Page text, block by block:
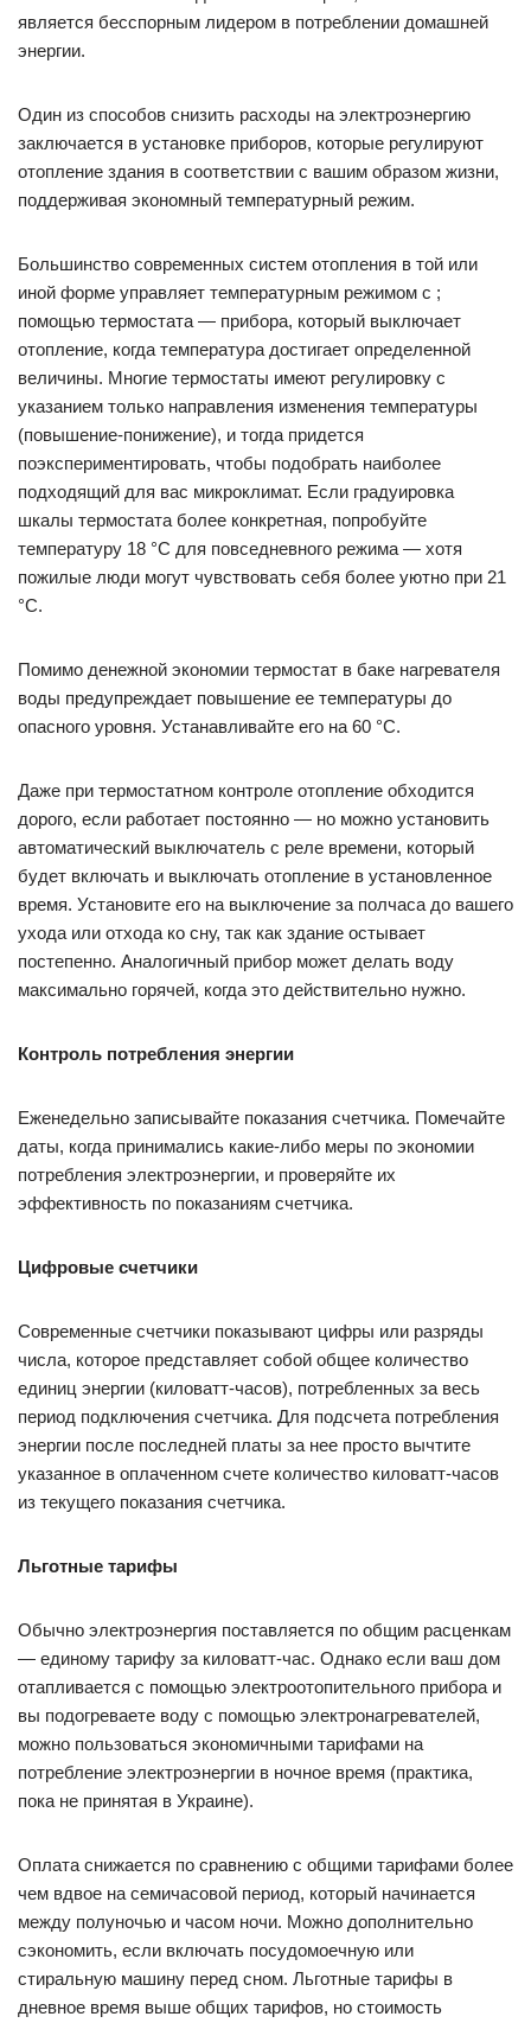
является бесспорным лидером в потреблении домашней
энергии.
Один из способов снизить расходы на электроэнергию
заключается в установке приборов, которые регулируют
отопление здания в соответствии с вашим образом жизни,
поддерживая экономный температурный режим.
Большинство современных систем отопления в той или
иной форме управляет температурным режимом с ;
помощью термостата — прибора, который выключает
отопление, когда температура достигает определенной
величины. Многие термостаты имеют регулировку с
указанием только направления изменения температуры
(повышение-понижение), и тогда придется
поэкспериментировать, чтобы подобрать наиболее
подходящий для вас микроклимат. Если градуировка
шкалы термостата более конкретная, попробуйте
температуру 18 °С для повседневного режима — хотя
пожилые люди могут чувствовать себя более уютно при 21
°С.
Помимо денежной экономии термостат в баке нагревателя
воды предупреждает повышение ее температуры до
опасного уровня. Устанавливайте его на 60 °С.
Даже при термостатном контроле отопление обходится
дорого, если работает постоянно — но можно установить
автоматический выключатель с реле времени, который
будет включать и выключать отопление в установленное
время. Установите его на выключение за полчаса до вашего
ухода или отхода ко сну, так как здание остывает
постепенно. Аналогичный прибор может делать воду
максимально горячей, когда это действительно нужно.
Контроль потребления энергии
Еженедельно записывайте показания счетчика. Помечайте
даты, когда принимались какие-либо меры по экономии
потребления электроэнергии, и проверяйте их
эффективность по показаниям счетчика.
Цифровые счетчики
Современные счетчики показывают цифры или разряды
числа, которое представляет собой общее количество
единиц энергии (киловатт-часов), потребленных за весь
период подключения счетчика. Для подсчета потребления
энергии после последней платы за нее просто вычтите
указанное в оплаченном счете количество киловатт-часов
из текущего показания счетчика.
Льготные тарифы
Обычно электроэнергия поставляется по общим расценкам
— единому тарифу за киловатт-час. Однако если ваш дом
отапливается с помощью электроотопительного прибора и
вы подогреваете воду с помощью электронагревателей,
можно пользоваться экономичными тарифами на
потребление электроэнергии в ночное время (практика,
пока не принятая в Украине).
Оплата снижается по сравнению с общими тарифами более
чем вдвое на семичасовой период, который начинается
между полуночью и часом ночи. Можно дополнительно
сэкономить, если включать посудомоечную или
стиральную машину перед сном. Льготные тарифы в
дневное время выше общих тарифов, но стоимость